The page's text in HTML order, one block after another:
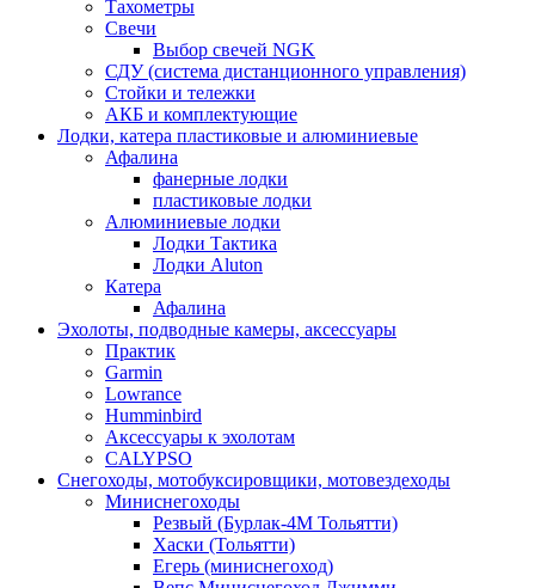
Тахометры
Свечи
Выбор свечей NGK
СДУ (система дистанционного управления)
Стойки и тележки
АКБ и комплектующие
Лодки, катера пластиковые и алюминиевые
Афалина
фанерные лодки
пластиковые лодки
Алюминиевые лодки
Лодки Тактика
Лодки Aluton
Катера
Афалина
Эхолоты, подводные камеры, аксессуары
Практик
Garmin
Lowrance
Humminbird
Аксессуары к эхолотам
CALYPSO
Снегоходы, мотобуксировщики, мотовездеходы
Миниснегоходы
Резвый (Бурлак-4М Тольятти)
Хаски (Тольятти)
Егерь (миниснегоход)